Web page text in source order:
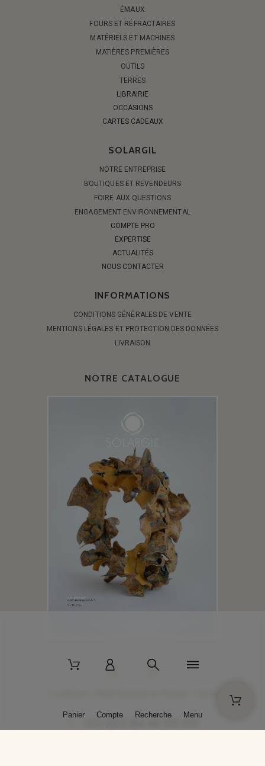
ÉMAUX
FOURS ET RÉFRACTAIRES
MATÉRIELS ET MACHINES
MATIÈRES PREMIÈRES
OUTILS
TERRES
LIBRAIRIE
OCCASIONS
CARTES CADEAUX
SOLARGIL
NOTRE ENTREPRISE
BOUTIQUES ET REVENDEURS
FOIRE AUX QUESTIONS
ENGAGEMENT ENVIRONNEMENTAL
COMPTE PRO
EXPERTISE
ACTUALITÉS
NOUS CONTACTER
INFORMATIONS
CONDITIONS GÉNÉRALES DE VENTE
MENTIONS LÉGALES ET PROTECTION DES DONNÉES
LIVRAISON
NOTRE CATALOGUE
+33 (0)3 86 45 50 00
Panier Compte Recherche Menu